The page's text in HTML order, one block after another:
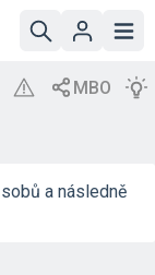
sobů a následně